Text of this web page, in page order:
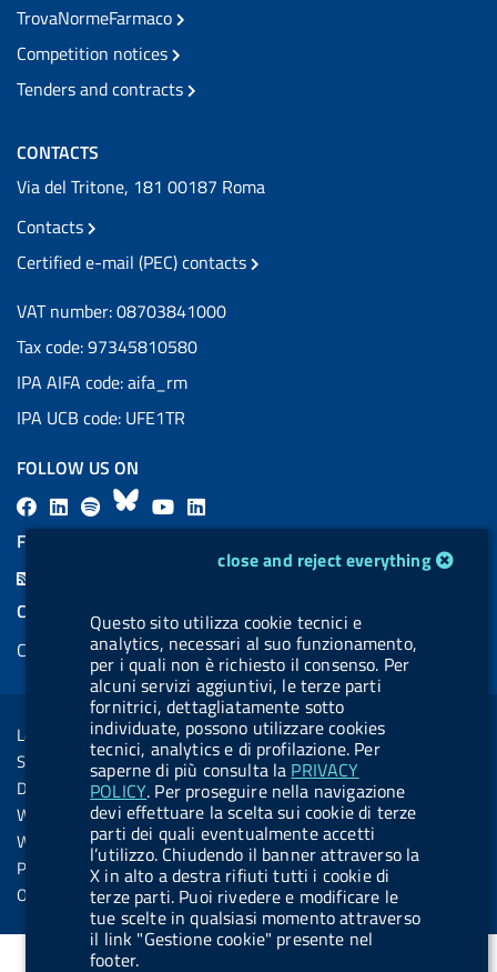
cookie management moduleclose and reject everything
Questo sito utilizza cookie tecnici e
analytics, necessari al suo funzionamento,
per i quali non è richiesto il consenso. Per
alcuni servizi aggiuntivi, le terze parti
fornitrici, dettagliatamente sotto
individuate, possono utilizzare cookies
tecnici, analytics e di profilazione. Per
saperne di più consulta la PRIVACY
POLICY. Per proseguire nella navigazione
devi effettuare la scelta sui cookie di terze
parti dei quali eventualmente accetti
l’utilizzo. Chiudendo il banner attraverso la
X in alto a destra rifiuti tutti i cookie di
terze parti. Puoi rivedere e modificare le
tue scelte in qualsiasi momento attraverso
il link "Gestione cookie" presente nel
footer.
TrovaNormeFarmaco
Competition notices
Tenders and contracts
CONTACTS
Via del Tritone, 181 00187 Roma
Contacts
Certified e-mail (PEC) contacts
VAT number: 08703841000
Tax code: 97345810580
IPA AIFA code: aifa_rm
IPA UCB code: UFE1TR
FOLLOW US ON
F
a
L
i
a
l
.
b
u
t
t
o
n
.
s
p
o
B
l
s
k
y
Y
o
u
b
e
i
e
d
i
n
FEED RSS
COOKIES
Cookie management
Sezione Link Utili
Legal notice
Social Media Policy
Dichiarazione di accessibilità
Web accessibility
Website statistics
Privacy
Online services